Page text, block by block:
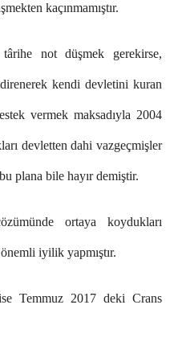
kaçınmamıştır.
not düşmek gerekirse,
kendi devletini kuran
vermek maksadıyla 2004
devletten dahi vazgeçmişler
plana bile hayır demiştir.
ortaya koydukları
iyilik yapmıştır.
Temmuz 2017 deki Crans